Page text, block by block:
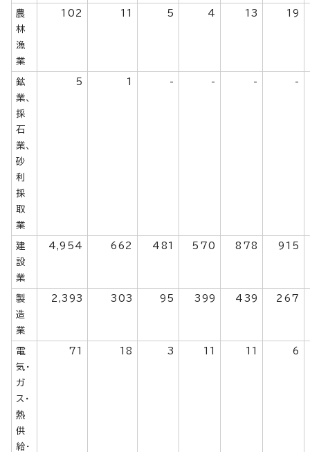
農
林
漁
業
102 11 5 4 13 19
鉱
業、
採
石
業、
砂
利
採
取
業
5 1 - - - -
建
設
業
4,954 662 481 570 878 915
製
造
業
2,393 303 95 399 439 267
電
気・
ガ
ス・
熱
供
給・
71 18 3 11 11 6